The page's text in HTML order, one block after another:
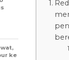
ke